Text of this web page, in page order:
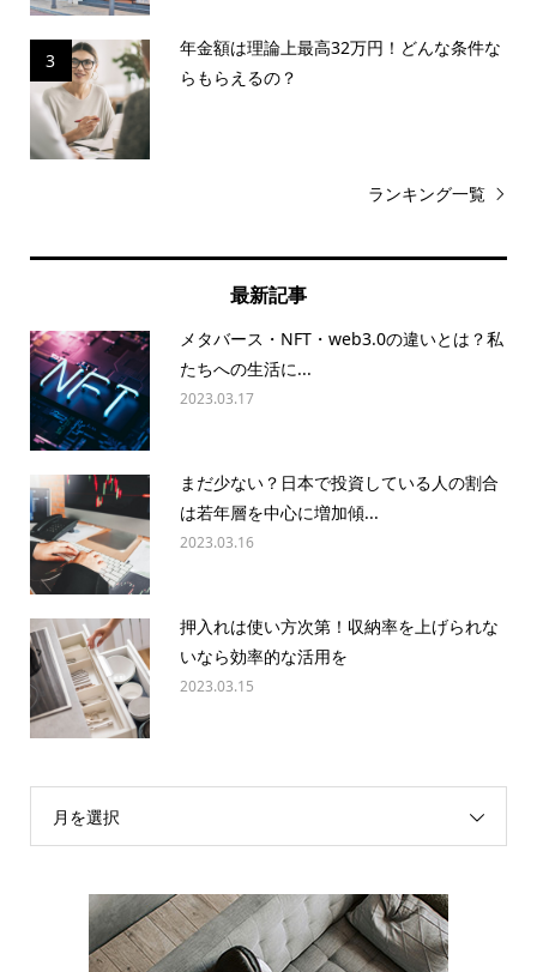
3
年金額は理論上最高32万円！どんな条件な
らもらえるの？
ランキング一覧
最新記事
メタバース・NFT・web3.0の違いとは？私
たちへの生活に...
2023.03.17
まだ少ない？日本で投資している人の割合
は若年層を中心に増加傾...
2023.03.16
押入れは使い方次第！収納率を上げられな
いなら効率的な活用を
2023.03.15
月を選択